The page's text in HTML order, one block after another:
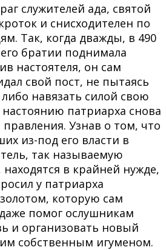
служителей ада, святой
и снисходителен по
Так, когда дважды, в 490
его братии поднимала
настоятеля, он сам
свой пост, не пытаясь
навязать силой свою
патриарха снова
Узнав о том, что
из-под его власти в
так называемую
в крайней нужде,
у патриарха
которую сам
помог ослушникам
и организовать новый
собственным игуменом.